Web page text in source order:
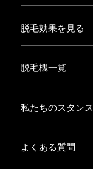
脱毛効果を見る
脱毛機一覧
私たちのスタンス
よくある質問